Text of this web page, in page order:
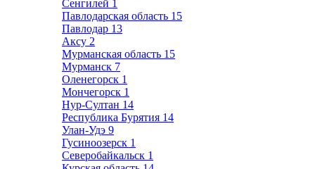
Сенгилей 1
Павлодарская область 15
Павлодар 13
Аксу 2
Мурманская область 15
Мурманск 7
Оленегорск 1
Мончегорск 1
Нур-Султан 14
Республика Бурятия 14
Улан-Удэ 9
Гусиноозерск 1
Северобайкальск 1